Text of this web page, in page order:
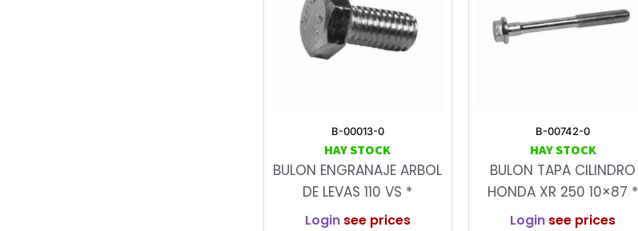
B-00013-0
HAY STOCK
BULON ENGRANAJE ARBOL
DE LEVAS 110 VS *
Loginsee prices
B-00742-0
HAY STOCK
BULON TAPA CILINDRO
HONDA XR 250 10×87 *
Login see prices